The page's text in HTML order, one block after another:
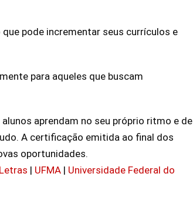
pode incrementar seus currículos e
para aqueles que buscam
aprendam no seu próprio ritmo e de
A certificação emitida ao final dos
oportunidades.
| UFMA | Universidade Federal do